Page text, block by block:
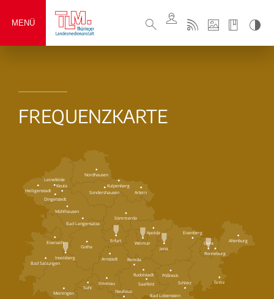
MENÜ
FREQUENZKARTE
Artern
Inselsberg
Bad Lobenstein
Remda
Ronneburg
Neuhaus
Greiz
Schleiz
Pößneck
Saalfeld
Rudolstadt
Arnstadt
Ilmenau
Suhl
Meiningen
Bad Salzungen
Altenburg
Gera
Eisenberg
Jena
Apolda
Weimar
Erfurt
Gotha
Eisenach
Sömmerda
Bad Langensalza
Mühlhausen
Sondershausen
Keula
Dingelstedt
Kulpenberg
Nordhausen
Leinefelde
Heiligenstadt